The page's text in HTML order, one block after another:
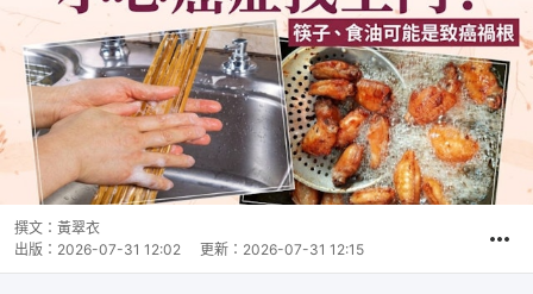
撰文： 黃翠衣
出版： 2026-07-31 12:02 更新： 2026-07-31 12:15